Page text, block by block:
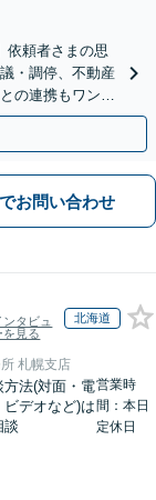
依頼者さまの思
・調停、不動産
の連携もワンス
お問い合わせ
ンタビュ
を見る
北海道
札幌支店
方法(対面・電
ビデオなど)は
談
営業時
間：本日
定休日